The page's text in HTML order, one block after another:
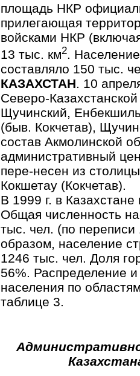
площадь НКР
прилегающая
войсками НКР
13 тыс. км2.
составляло 150 тыс.
КАЗАХСТАН. 10
Северо-
Щучинский,
(быв. Кокчетав),
состав Акмолинской
административный
пере-несен из
Кокшетау (Кокчетав).
В 1999 г. в
Общая численность
тыс. чел. (по
образом, население
1246 тыс. чел. Доля
56%. Распределение
населения по
таблице 3.